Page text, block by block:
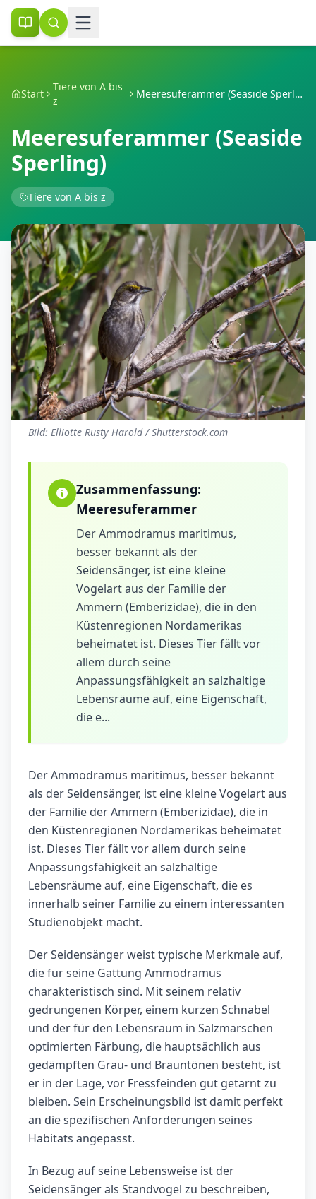
Start
Tiere von A bis
z
Meeresuferammer (Seaside Sperling)
Meeresuferammer (Seaside
Sperling)
Tiere von A bis z
Bild: Elliotte Rusty Harold / Shutterstock.com
Zusammenfassung:
Meeresuferammer
Der Ammodramus maritimus,
besser bekannt als der
Seidensänger, ist eine kleine
Vogelart aus der Familie der
Ammern (Emberizidae), die in den
Küstenregionen Nordamerikas
beheimatet ist. Dieses Tier fällt vor
allem durch seine
Anpassungsfähigkeit an salzhaltige
Lebensräume auf, eine Eigenschaft,
die e...
Der Ammodramus maritimus, besser bekannt
als der Seidensänger, ist eine kleine Vogelart aus
der Familie der Ammern (Emberizidae), die in
den Küstenregionen Nordamerikas beheimatet
ist. Dieses Tier fällt vor allem durch seine
Anpassungsfähigkeit an salzhaltige
Lebensräume auf, eine Eigenschaft, die es
innerhalb seiner Familie zu einem interessanten
Studienobjekt macht.
Der Seidensänger weist typische Merkmale auf,
die für seine Gattung Ammodramus
charakteristisch sind. Mit seinem relativ
gedrungenen Körper, einem kurzen Schnabel
und der für den Lebensraum in Salzmarschen
optimierten Färbung, die hauptsächlich aus
gedämpften Grau- und Brauntönen besteht, ist
er in der Lage, vor Fressfeinden gut getarnt zu
bleiben. Sein Erscheinungsbild ist damit perfekt
an die spezifischen Anforderungen seines
Habitats angepasst.
In Bezug auf seine Lebensweise ist der
Seidensänger als Standvogel zu beschreiben,